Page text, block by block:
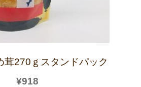
茸270ｇスタンドパック
¥918